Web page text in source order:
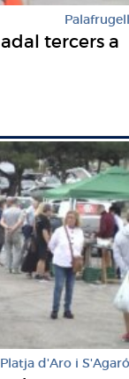
Palafrugell
tercers a
d'Aro i S'Agaró